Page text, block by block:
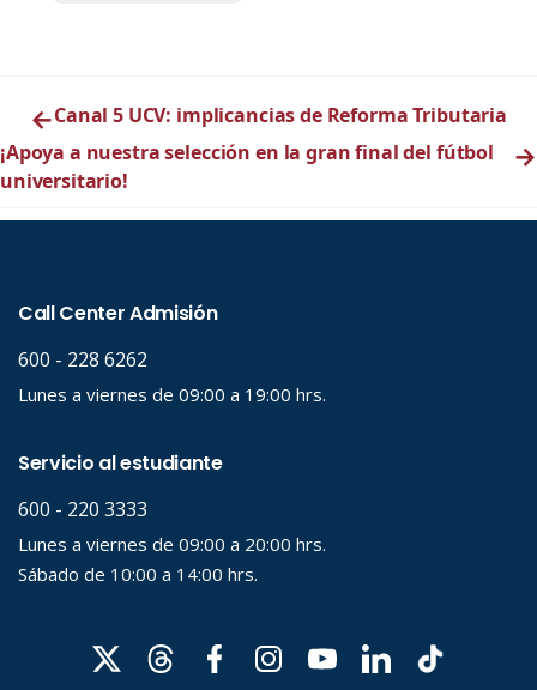
←Canal 5 UCV: implicancias de Reforma Tributaria
¡Apoya a nuestra selección en la gran final del fútbol
universitario!
→